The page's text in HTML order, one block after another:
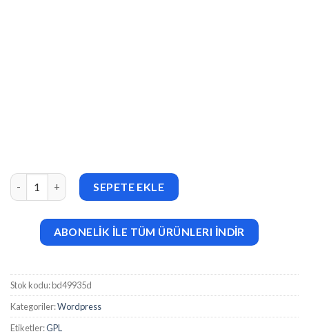
AI Cover Letter Generator for WordPress v1.1.0 adet
SEPETE EKLE
ABONELİK İLE TÜM ÜRÜNLERI İNDİR
Stok kodu:bd49935d
Kategoriler:Wordpress
Etiketler:GPL